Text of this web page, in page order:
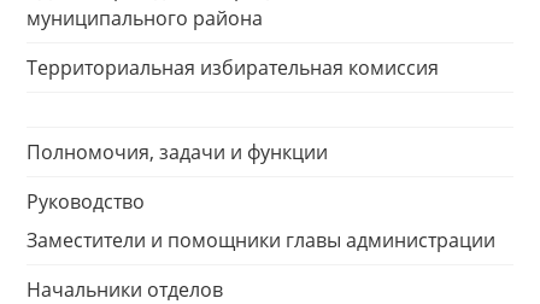
муниципального района
Территориальная избирательная комиссия
Полномочия, задачи и функции
Руководство
Заместители и помощники главы администрации
Начальники отделов